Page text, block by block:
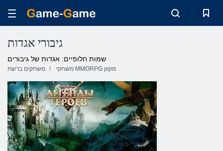
גיבורי אגדות
שמות חלופיים: אגדות של גיבורים
משחקים ברשת משחקי MMORPG מקוון